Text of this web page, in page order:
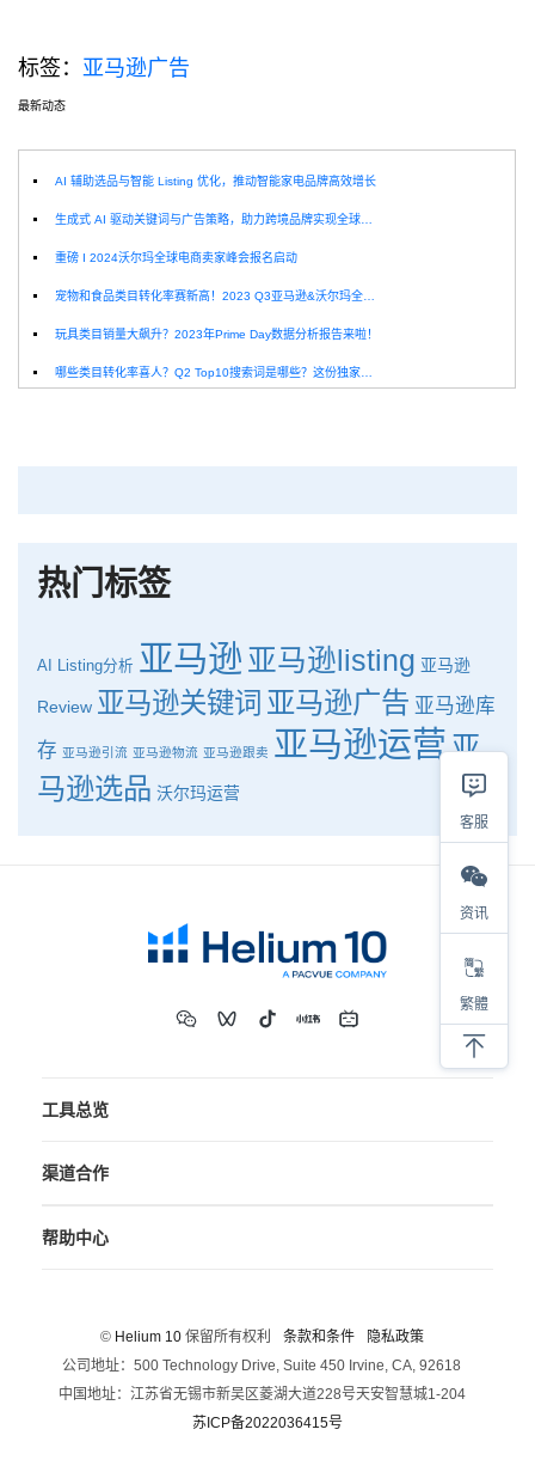
标签： 亚马逊广告
最新动态
AI 辅助选品与智能 Listing 优化，推动智能家电品牌高效增长
生成式 AI 驱动关键词与广告策略，助力跨境品牌实现全球增长突破
重磅 I 2024沃尔玛全球电商卖家峰会报名启动
宠物和食品类目转化率赛新高！2023 Q3亚马逊&沃尔玛全球电商CPC数据发布！
玩具类目销量大飙升？2023年Prime Day数据分析报告来啦！
哪些类目转化率喜人？Q2 Top10搜索词是哪些？这份独家报告来解答！
热门标签
AI Listing分析 亚马逊 亚马逊listing 亚马逊
Review 亚马逊关键词 亚马逊广告 亚马逊库
存 亚马逊引流 亚马逊物流 亚马逊跟卖 亚马逊运营亚
马逊选品 沃尔玛运营
工具总览
渠道合作
帮助中心
© Helium 10保留所有权利 条款和条件
隐私政策
公司地址：500 Technology Drive, Suite 450 Irvine, CA, 92618
中国地址：江苏省无锡市新吴区菱湖大道228号天安智慧城1-204
苏ICP备2022036415号
客服
资讯
繁體